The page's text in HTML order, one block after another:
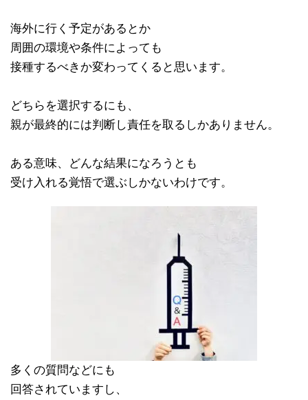
海外に行く予定があるとか
周囲の環境や条件によっても
接種するべきか変わってくると思います。
どちらを選択するにも、
親が最終的には判断し責任を取るしかありません。
ある意味、どんな結果になろうとも
受け入れる覚悟で選ぶしかないわけです。
多くの質問などにも
回答されていますし、